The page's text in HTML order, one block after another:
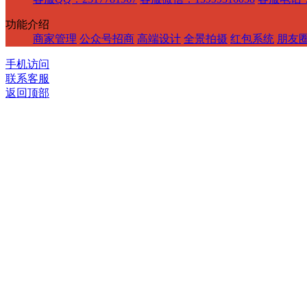
功能介绍
商家管理 公众号招商 高端设计 全景拍摄 红包系统 朋友
手机访问
联系客服
返回顶部